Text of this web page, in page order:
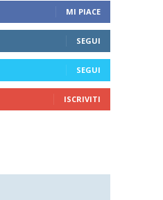
MI PIACE
SEGUI
SEGUI
ISCRIVITI